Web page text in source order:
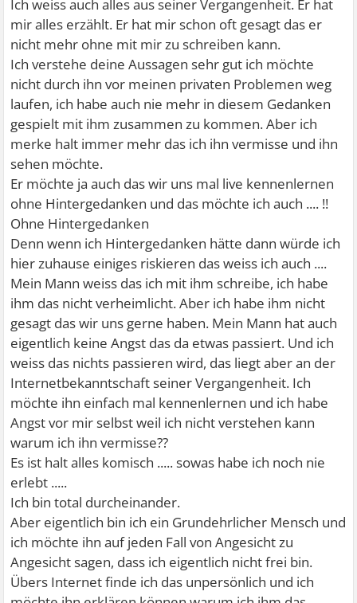
Ich weiss auch alles aus seiner Vergangenheit. Er hat
mir alles erzählt. Er hat mir schon oft gesagt das er
nicht mehr ohne mit mir zu schreiben kann.
Ich verstehe deine Aussagen sehr gut ich möchte
nicht durch ihn vor meinen privaten Problemen weg
laufen, ich habe auch nie mehr in diesem Gedanken
gespielt mit ihm zusammen zu kommen. Aber ich
merke halt immer mehr das ich ihn vermisse und ihn
sehen möchte.
Er möchte ja auch das wir uns mal live kennenlernen
ohne Hintergedanken und das möchte ich auch .... !!
Ohne Hintergedanken
Denn wenn ich Hintergedanken hätte dann würde ich
hier zuhause einiges riskieren das weiss ich auch ....
Mein Mann weiss das ich mit ihm schreibe, ich habe
ihm das nicht verheimlicht. Aber ich habe ihm nicht
gesagt das wir uns gerne haben. Mein Mann hat auch
eigentlich keine Angst das da etwas passiert. Und ich
weiss das nichts passieren wird, das liegt aber an der
Internetbekanntschaft seiner Vergangenheit. Ich
möchte ihn einfach mal kennenlernen und ich habe
Angst vor mir selbst weil ich nicht verstehen kann
warum ich ihn vermisse??
Es ist halt alles komisch ..... sowas habe ich noch nie
erlebt .....
Ich bin total durcheinander.
Aber eigentlich bin ich ein Grundehrlicher Mensch und
ich möchte ihn auf jeden Fall von Angesicht zu
Angesicht sagen, dass ich eigentlich nicht frei bin.
Übers Internet finde ich das unpersönlich und ich